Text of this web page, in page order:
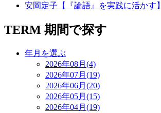
安岡定子【『論語』を実践に活かす】
TERM 期間で探す
年月を選ぶ
2026年08月(4)
2026年07月(19)
2026年06月(20)
2026年05月(15)
2026年04月(19)